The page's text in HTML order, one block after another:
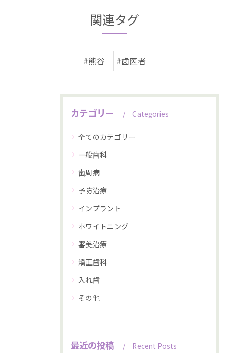
関連タグ
#熊谷 #歯医者
カテゴリー Categories
全てのカテゴリー
一般歯科
歯周病
予防治療
インプラント
ホワイトニング
審美治療
矯正歯科
入れ歯
その他
最近の投稿 Recent Posts